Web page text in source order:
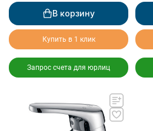
В корзину
Купить в 1 клик
Запрос счета для юрлиц